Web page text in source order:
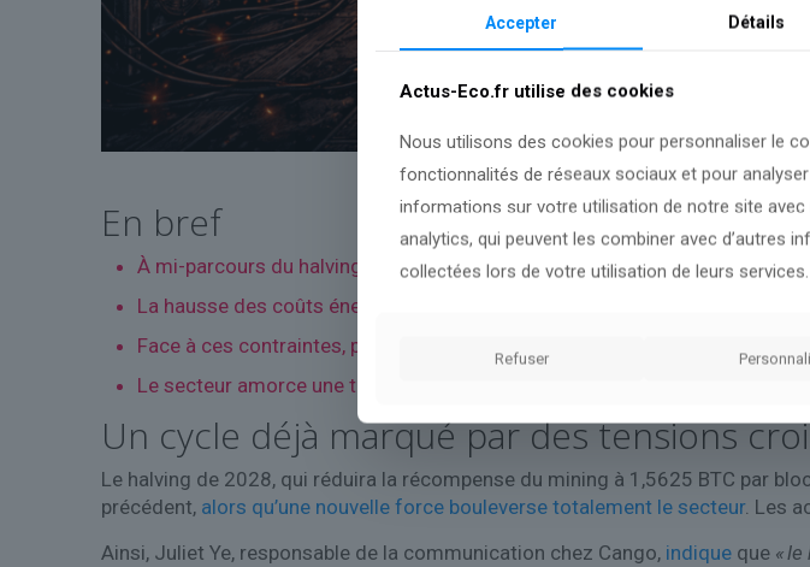
En bref
À mi-parcours du halving 2028, le mining Bitcoin entre dans une phase
La hausse des coûts énergétiques, l’explosion du hashrate et un cadre
Face à ces contraintes, plusieurs acteurs ajustent leur stratégie en
Le secteur amorce une transformation profonde, évoluant vers un
Un cycle déjà marqué par des tensions
Le halving de 2028, qui réduira la récompense du mining à 1,5625 BTC par
précédent, alors qu’une nouvelle force bouleverse totalement le secteur. Les
Ainsi, Juliet Ye, responsable de la communication chez Cango, indique que «
Accepter Détails
Actus-Eco.fr utilise des cookies
Nous utilisons des cookies pour personnaliser le
fonctionnalités de réseaux sociaux et pour
informations sur votre utilisation de notre site
analytics, qui peuvent les combiner avec d’autres
collectées lors de votre utilisation de leurs services.
Refuser